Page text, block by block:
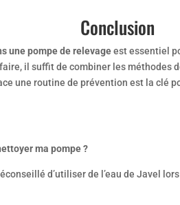
Conclusion
une pompe de relevageest essentiel
il suffit de combiner les méthodes
une routine de prévention est la clé
ma pompe ?
d’utiliser de l’eau de Javel